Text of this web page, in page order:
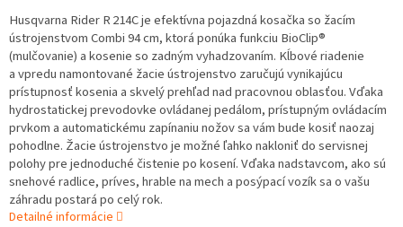
Husqvarna Rider R 214C je efektívna pojazdná kosačka so žacím
ústrojenstvom Combi 94 cm, ktorá ponúka funkciu BioClip®
(mulčovanie) a kosenie so zadným vyhadzovaním. Kĺbové riadenie
a vpredu namontované žacie ústrojenstvo zaručujú vynikajúcu
prístupnosť kosenia a skvelý prehľad nad pracovnou oblasťou. Vďaka
hydrostatickej prevodovke ovládanej pedálom, prístupným ovládacím
prvkom a automatickému zapínaniu nožov sa vám bude kosiť naozaj
pohodlne. Žacie ústrojenstvo je možné ľahko nakloniť do servisnej
polohy pre jednoduché čistenie po kosení. Vďaka nadstavcom, ako sú
snehové radlice, príves, hrable na mech a posýpací vozík sa o vašu
záhradu postará po celý rok.
Detailné informácie